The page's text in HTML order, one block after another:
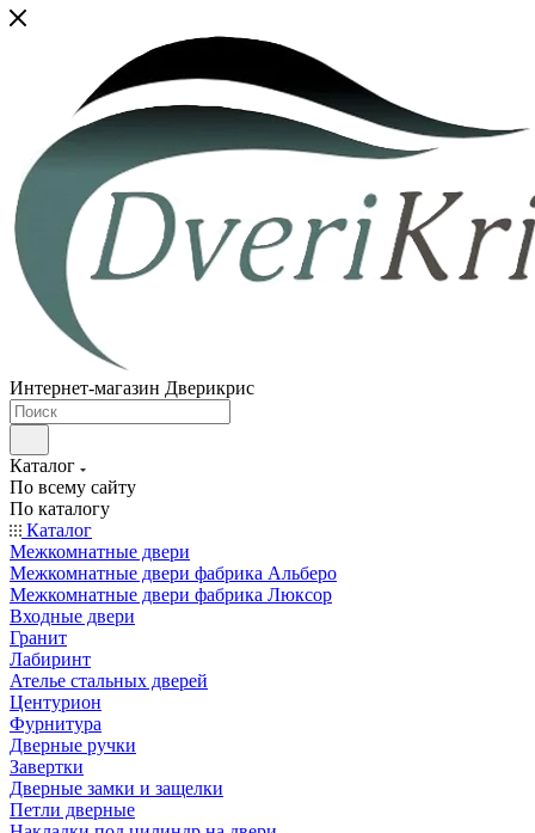
Интернет-магазин Дверикрис
Каталог
По всему сайту
По каталогу
Каталог
Межкомнатные двери
Межкомнатные двери фабрика Альберо
Межкомнатные двери фабрика Люксор
Входные двери
Гранит
Лабиринт
Ателье стальных дверей
Центурион
Фурнитура
Дверные ручки
Завертки
Дверные замки и защелки
Петли дверные